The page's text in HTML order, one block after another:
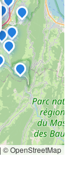
| © OpenStreetMap